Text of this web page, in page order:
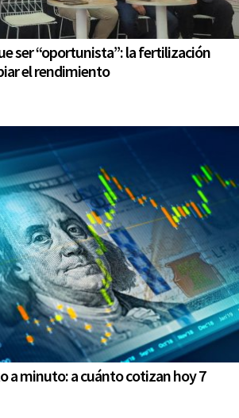
ser “oportunista”: la fertilización
el rendimiento
a minuto: a cuánto cotizan hoy 7